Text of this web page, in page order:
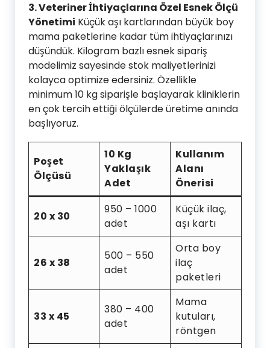
3. Veteriner İhtiyaçlarına Özel Esnek Ölçü
Yönetimi Küçük aşı kartlarından büyük boy
mama paketlerine kadar tüm ihtiyaçlarınızı
düşündük. Kilogram bazlı esnek sipariş
modelimiz sayesinde stok maliyetlerinizi
kolayca optimize edersiniz. Özellikle
minimum 10 kg siparişle başlayarak kliniklerin
en çok tercih ettiği ölçülerde üretime anında
başlıyoruz.
Poşet
Ölçüsü
10 Kg
Yaklaşık
Adet
Kullanım
Alanı
Önerisi
20 x 30
950 – 1000
adet
Küçük ilaç,
aşı kartı
26 x 38
500 – 550
adet
Orta boy
ilaç
paketleri
33 x 45
380 – 400
adet
Mama
kutuları,
röntgen